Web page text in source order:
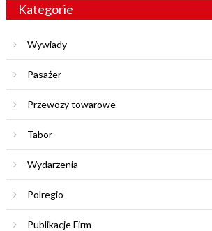
Kategorie
Wywiady
Pasażer
Przewozy towarowe
Tabor
Wydarzenia
Polregio
Publikacje Firm